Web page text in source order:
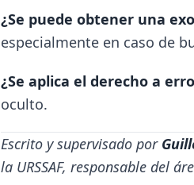
¿Se puede obtener una
especialmente en caso de
¿Se aplica el derecho a
oculto.
Escrito y supervisado por
la URSSAF, responsable del